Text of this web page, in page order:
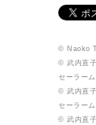
© Naoko
© 武内直
セーラー
© 武内直
セーラー
© 武内直